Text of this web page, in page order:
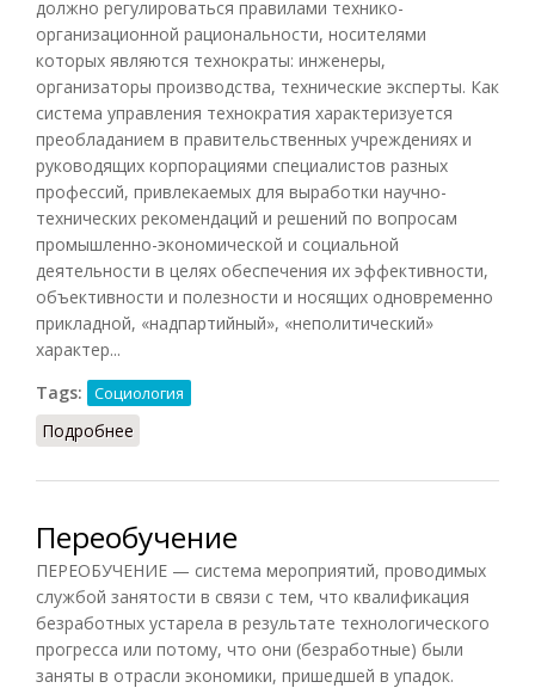
должно регулироваться правилами технико-
организационной рациональности, носителями
которых являются технократы: инженеры,
организаторы производства, технические эксперты. Как
система управления технократия характеризуется
преобладанием в правительственных учреждениях и
руководящих корпорациями специалистов разных
профессий, привлекаемых для выработки научно-
технических рекомендаций и решений по вопросам
промышленно-экономической и социальной
деятельности в целях обеспечения их эффективности,
объективности и полезности и носящих одновременно
прикладной, «надпартийный», «неполитический»
характер...
Tags:
Социология
Подробнее
Переобучение
ПЕРЕОБУЧЕНИЕ — система мероприятий, проводимых
службой занятости в связи с тем, что квалификация
безработных устарела в результате технологического
прогресса или потому, что они (безработные) были
заняты в отрасли экономики, пришедшей в упадок.